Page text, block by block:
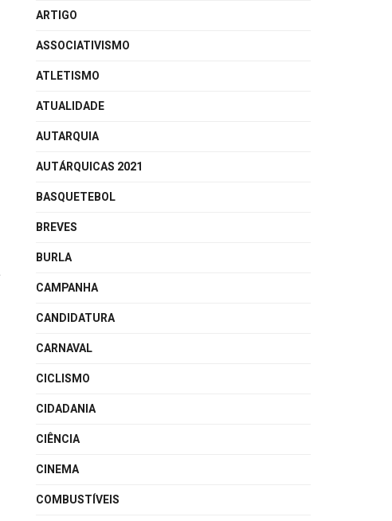
ARTIGO
ASSOCIATIVISMO
ATLETISMO
ATUALIDADE
AUTARQUIA
AUTÁRQUICAS 2021
BASQUETEBOL
BREVES
BURLA
CAMPANHA
CANDIDATURA
CARNAVAL
CICLISMO
CIDADANIA
CIÊNCIA
CINEMA
COMBUSTÍVEIS